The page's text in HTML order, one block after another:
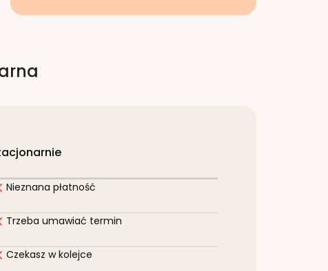
Nieznana płatność
Trzeba umawiać termin
Czekasz w kolejce